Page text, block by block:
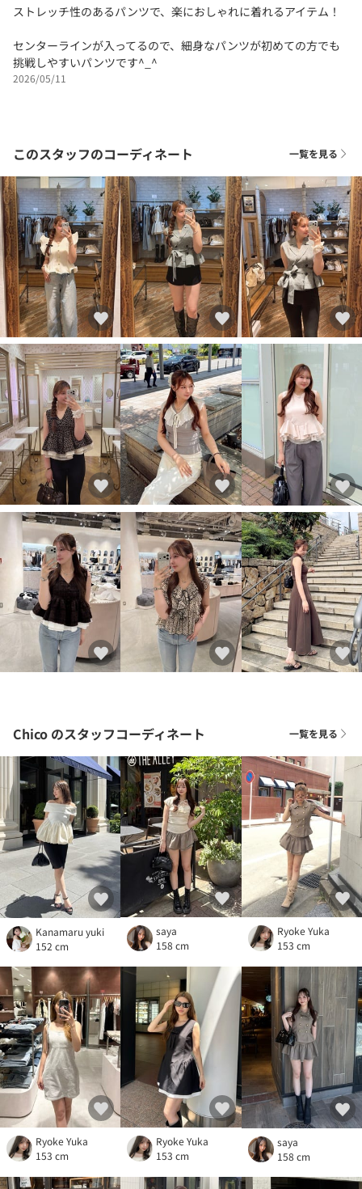
ストレッチ性のあるパンツで、楽におしゃれに着れるアイテム！
センターラインが入ってるので、細身なパンツが初めての方でも
挑戦しやすいパンツです^_^
2026/05/11
このスタッフのコーディネート 一覧を見る
Chico のスタッフコーディネート 一覧を見る
Kanamaru yuki
152 cm
saya
158 cm
Ryoke Yuka
153 cm
Ryoke Yuka
153 cm
Ryoke Yuka
153 cm
saya
158 cm